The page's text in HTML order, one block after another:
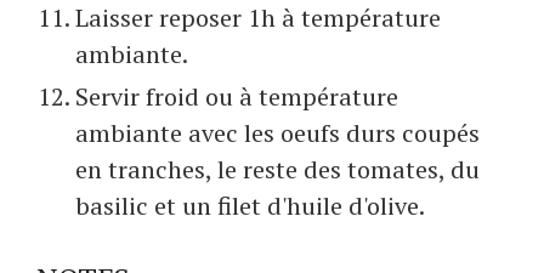
Laisser reposer 1h à température
ambiante.
Servir froid ou à température
ambiante avec les oeufs durs coupés
en tranches, le reste des tomates, du
basilic et un filet d'huile d'olive.